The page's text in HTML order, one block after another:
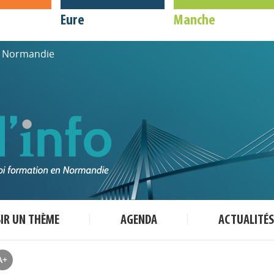
Eure Manche
UN THÈME AGENDA ACTUALITÉS